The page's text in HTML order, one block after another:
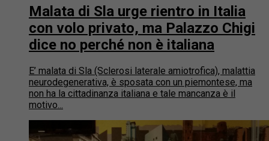
Malata di Sla urge rientro in Italia
con volo privato, ma Palazzo Chigi
dice no perché non è italiana
E’ malata di Sla (Sclerosi laterale amiotrofica), malattia
neurodegenerativa, è sposata con un piemontese, ma
non ha la cittadinanza italiana e tale mancanza è il
motivo...